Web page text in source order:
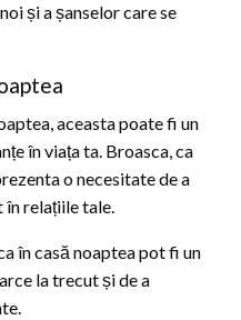
și a șanselor care se
aceasta poate fi un
în viața ta. Broasca, ca
o necesitate de a
în relațiile tale.
în casă noaptea pot fi un
la trecut și de a